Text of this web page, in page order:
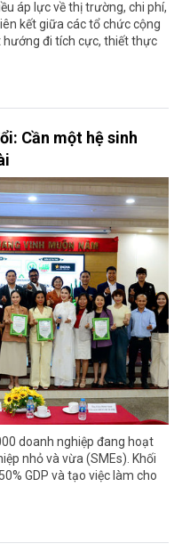
áp lực về thị trường, chi phí,
kết giữa các tổ chức cộng
đi tích cực, thiết thực
Cần một hệ sinh
doanh nghiệp đang hoạt
nhỏ và vừa (SMEs). Khối
GDP và tạo việc làm cho